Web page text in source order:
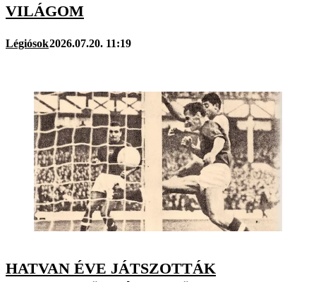
VILÁGOM
Légiósok2026.07.20. 11:19
HATVAN ÉVE JÁTSZOTTÁK